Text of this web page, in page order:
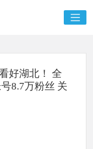
好湖北！ 全
8.7万粉丝 关